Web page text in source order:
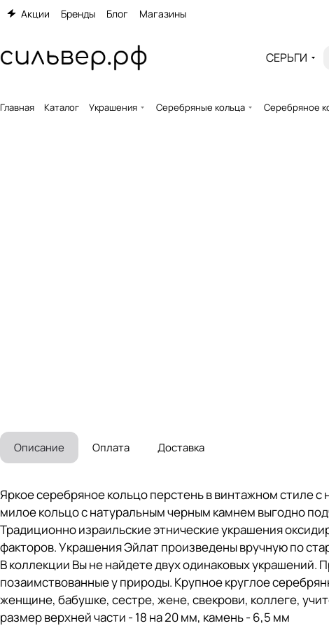
Акции Бренды Блог Магазины
СЕРЬГИ
Главная Каталог Украшения Серебряные кольца Серебряное
Описание Оплата Доставка
Яркое серебряное кольцо перстень в винтажном стиле
милое кольцо с натуральным черным камнем выгодно
Традиционно израильские этнические украшения
факторов. Украшения Эйлат произведены вручную по
В коллекции Вы не найдете двух одинаковых украшений.
позаимствованные у природы. Крупное круглое
женщине, бабушке, сестре, жене, свекрови, коллеге,
размер верхней части - 18 на 20 мм, камень - 6,5 мм